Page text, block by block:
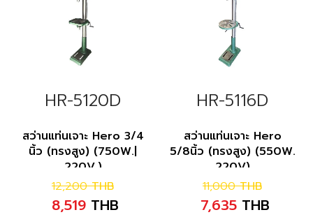
HR-5120D
สว่านแท่นเจาะ Hero 3/4
นิ้ว (ทรงสูง) (750W.|
220V.)
12,200 THB
8,519 THB
HR-5116D
สว่านแท่นเจาะ Hero
5/8นิ้ว (ทรงสูง) (550W.
220V)
11,000 THB
7,635 THB